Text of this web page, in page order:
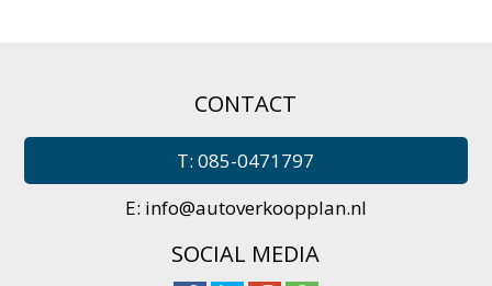
CONTACT
T: 085-0471797
E: info@autoverkoopplan.nl
SOCIAL MEDIA